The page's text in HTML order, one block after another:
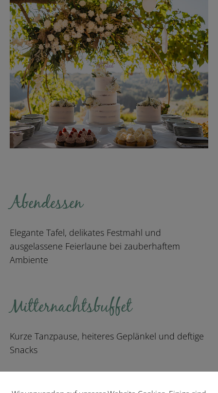
Abendessen
Elegante Tafel, delikates Festmahl und
ausgelassene Feierlaune bei zauberhaftem
Ambiente
Mitternachtsbuffet
Kurze Tanzpause, heiteres Geplänkel und deftige
Snacks